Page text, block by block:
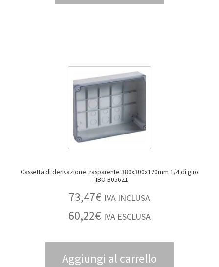
Cassetta di derivazione trasparente 380x300x120mm 1/4 di giro
– IBO B05621
73,47€ IVA INCLUSA
60,22€ IVA ESCLUSA
Aggiungi al carrello